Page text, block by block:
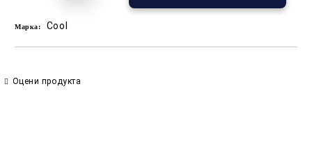
Марка: Cool
Оцени продукта